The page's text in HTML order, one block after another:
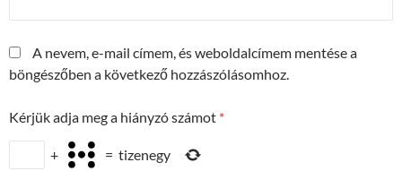
A nevem, e-mail címem, és weboldalcímem mentése a
böngészőben a következő hozzászólásomhoz.
Kérjük adja meg a hiányzó számot *
+ = tizenegy